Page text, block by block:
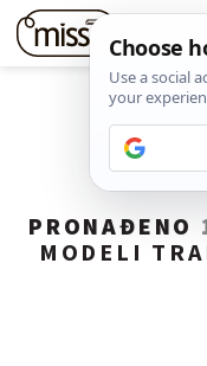
PRONAĐENO
MODELI